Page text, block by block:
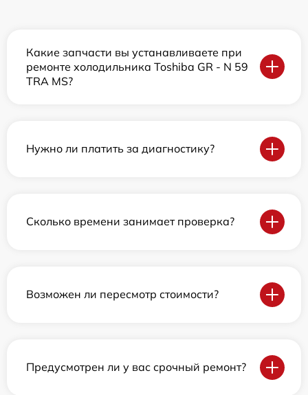
Какие запчасти вы устанавливаете при
ремонте холодильника Toshiba GR - N 59
TRA MS?
Нужно ли платить за диагностику?
Сколько времени занимает проверка?
Возможен ли пересмотр стоимости?
Предусмотрен ли у вас срочный ремонт?